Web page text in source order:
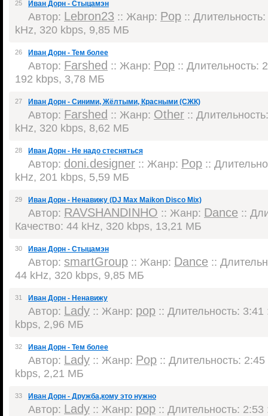
25 Иван Дорн - Стыцамэн
Автор: Lebron23 :: Жанр: Pop ::
kHz, 320 kbps, 9,85 МБ
26 Иван Дорн - Тем более
Автор: Farshed :: Жанр: Pop :: Длительность:
192 kbps, 3,78 МБ
27 Иван Дорн - Синими, Жёлтыми, Красными (СЖК)
Автор: Farshed :: Жанр: Other ::
kHz, 320 kbps, 8,62 МБ
28 Иван Дорн - Не надо стесняться
Автор: doni.designer :: Жанр: Pop ::
kHz, 201 kbps, 5,59 МБ
29 Иван Дорн - Ненавижу (DJ Max Maikon Disco Mix)
Автор: RAVSHANDINHO :: Жанр: Dance ::
Качество: 44 kHz, 320 kbps, 13,21 МБ
30 Иван Дорн - Стыцамэн
Автор: smartGroup :: Жанр: Dance ::
44 kHz, 320 kbps, 9,85 МБ
31 Иван Дорн - Ненавижу
Автор: Lady :: Жанр: pop :: Длительность:
kbps, 2,96 МБ
32 Иван Дорн - Тем более
Автор: Lady :: Жанр: Pop :: Длительность:
kbps, 2,21 МБ
33 Иван Дорн - Дружба,кому это нужно
Автор: Lady :: Жанр: pop :: Длительность: